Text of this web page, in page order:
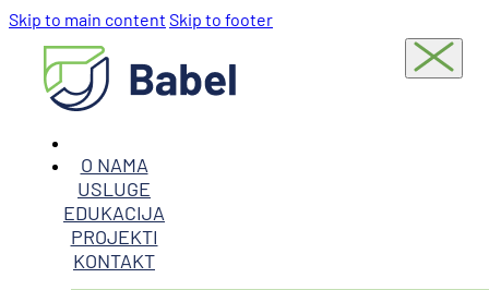
Skip to main content Skip to footer
O NAMA
USLUGE
EDUKACIJA
PROJEKTI
KONTAKT